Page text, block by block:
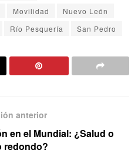
Movilidad
Nuevo León
Río Pesquería San Pedro
anterior
en el Mundial: ¿Salud o
redondo?